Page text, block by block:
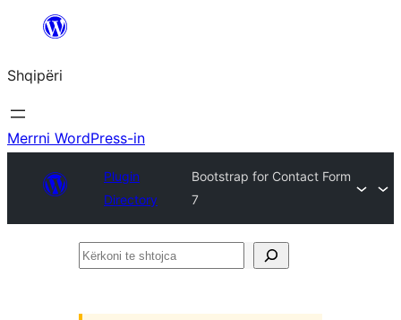
Hidhu
lënda
Shqipëri
Merrni WordPress-in
Plugin
Directory
Bootstrap for Contact Form
7
Kërkoni